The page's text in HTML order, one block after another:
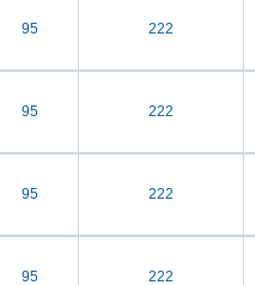
95 222
95 222
95 222
95 222